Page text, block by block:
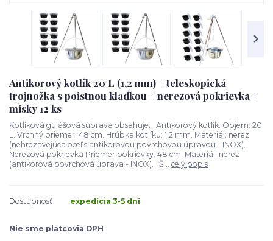
Antikorový kotlík 20 L (1,2 mm) + teleskopická
trojnožka s poistnou kladkou + nerezová pokrievka +
misky 12 ks
Kotlíková gulášová súprava obsahuje: Antikorový kotlík. Objem: 20
L. Vrchný priemer: 48 cm. Hrúbka kotlíku: 1,2 mm. Materiál: nerez
(nehrdzavejúca oceľ s antikorovou povrchovou úpravou - INOX).
Nerezová pokrievka Priemer pokrievky: 48 cm. Materiál: nerez
(antikorová povrchová úprava - INOX). Š... celý popis
Dostupnosť expedícia 3-5 dní
Nie sme platcovia DPH